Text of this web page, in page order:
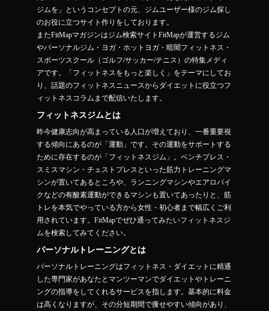
ジムを」というコンセプトの元、ジムユーザー様のジム探し
のお役に立つサイト作りをしております。
またFitMapマガジンはジム検索サイトFitMapが運営するジム
やパーソナルジム・ヨガ・ホットヨガ・暗闇フィットネス・
スポーツスクール（ゴルフ/サッカー/テニス）の特集メディ
アです。「フィットネスをもっと楽しく」をテーマにしてお
り、話題のフィットネスニュースからダイエットに役立つフ
ィットネスコラムまで配信いたします。
フィットネスジムとは
昨今健康志向が高まっている人口が増えており、一番重要視
する傾向にあるのが「運動」です。その運動をサポートする
ために存在するのが「フィットネスジム」。ベンチプレス・
スミスマシン・チェストプレスといった筋力トレーニングマ
シンが置いてあるところや、ランニングマシンやエアロバイ
クなどの有酸素運動ができるマシンも置いてあったりと、筋
トレを本気でやっている方から女性・初心者まで幅広くご利
用されています。FitMapでぜひ通ってみたいフィットネスジ
ムを検索してみてください。
パーソナルトレーニングとは
パーソナルトレーニングはフィットネス・ダイエットに精通
した専門家があなたとマンツーマンでダイエットやトレーニ
ングの指導をしてくれるサービスを指します。基本的に料金
は高くなりますが、その分短期間で痩せやすい傾向があり、